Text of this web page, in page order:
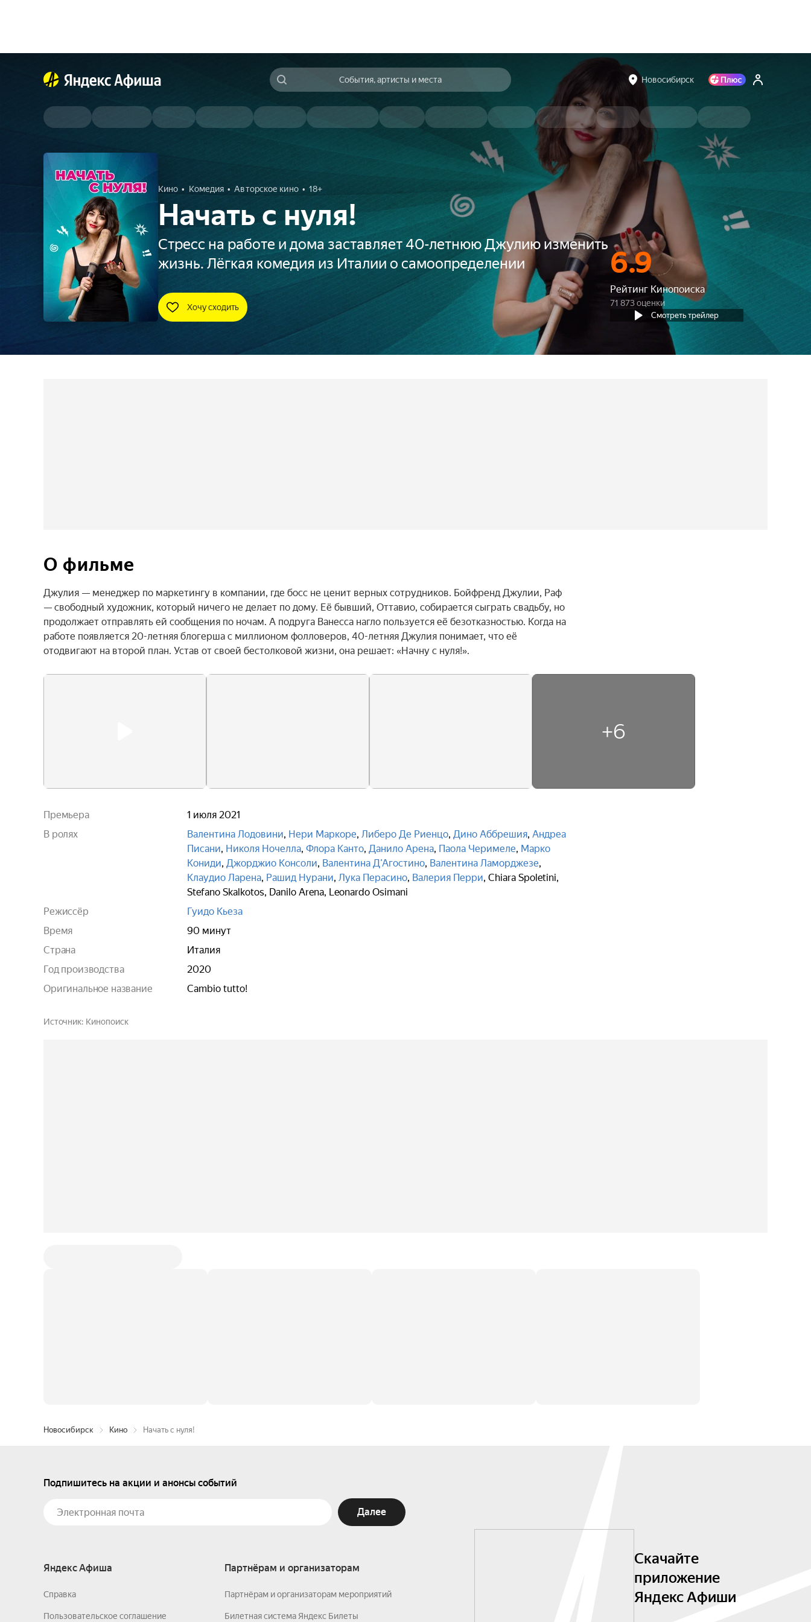
События, артисты и места Новосибирск
Кино Комедия Авторское кино 18+
Начать с нуля!
Стресс на работе и дома заставляет 40-летнюю Джулию изменить
жизнь. Лёгкая комедия из Италии о самоопределении
Хочу сходить
6.9
Рейтинг Кинопоиска
71 873 оценки
Смотреть трейлер
О фильме
Джулия — менеджер по маркетингу в компании, где босс не ценит верных сотрудников. Бойфренд Джулии, Раф
— свободный художник, который ничего не делает по дому. Её бывший, Оттавио, собирается сыграть свадьбу, но
продолжает отправлять ей сообщения по ночам. А подруга Ванесса нагло пользуется её безотказностью. Когда на
работе появляется 20-летняя блогерша с миллионом фолловеров, 40-летняя Джулия понимает, что её
отодвигают на второй план. Устав от своей бестолковой жизни, она решает: «Начну с нуля!».
+6
Премьера
1 июля 2021
В ролях
Валентина Лодовини, Нери Маркоре, Либеро Де Риенцо, Дино Аббрешия, Андреа
Писани, Николя Ночелла, Флора Канто, Данило Арена, Паола Черимеле, Марко
Кониди, Джорджио Консоли, Валентина Д’Агостино, Валентина Ламорджезе,
Клаудио Ларена, Рашид Нурани, Лука Перасино, Валерия Перри, Chiara Spoletini,
Stefano Skalkotos, Danilo Arena, Leonardo Osimani
Режиссёр
Гуидо Кьеза
Время
90 минут
Страна
Италия
Год производства
2020
Оригинальное название
Cambio tutto!
Источник Кинопоиск
Новосибирск Кино Начать с нуля!
Подпишитесь на акции и анонсы событий
Далее
Яндекс Афиша
Справка
Пользовательское соглашение
Партнёрам и организаторам
Партнёрам и организаторам мероприятий
Билетная система Яндекс Билеты
Скачайте
приложение
Яндекс Афиши